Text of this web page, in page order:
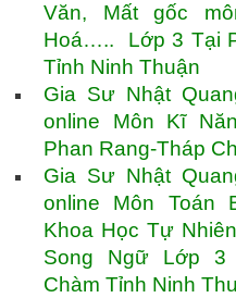
Văn, Mất gốc
Hoá….. Lớp 3 Tại
Tỉnh Ninh Thuận
Gia Sư Nhật
online Môn Kĩ
Phan Rang-Tháp
Gia Sư Nhật
online Môn Toán
Khoa Học Tự
Song Ngữ Lớp 3
Chàm Tỉnh Ninh